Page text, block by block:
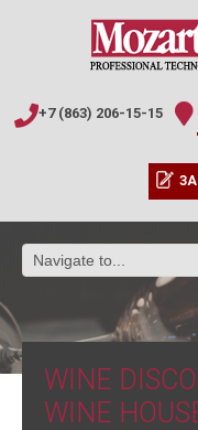
+7 (863) 206-15-15
WINE
WINE